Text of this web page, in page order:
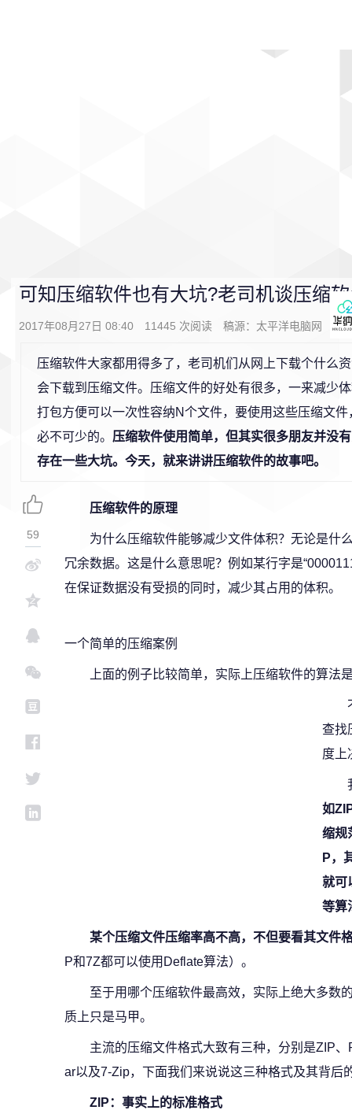
可知压缩软件也有大坑?老司机谈压缩
2017年08月27日 08:40 11445 次阅读 稿源：太平洋电脑网
压缩软件大家都用得多了，老司机们从网上下载个什么
会下载到压缩文件。压缩文件的好处有很多，一来减少
打包方便可以一次性容纳N个文件，要使用这些压缩文
必不可少的。 压缩软件使用简单，但其实很多朋友并没
存在一些大坑。今天，就来讲讲压缩软件的故事吧。
压缩软件的原理
为什么压缩软件能够减少文件体积？无论是
冗余数据。这是什么意思呢？例如某行字是
在保证数据没有受损的同时，减少其占用的体积。
一个简单的压缩案例
上面的例子比较简单，实际上压缩软件的算法
查找
度上
如
缩规
P，
就可
等算
某个压缩文件压缩率高不高，不但要看其文件
P和7Z都可以使用Deflate算法）。
至于用哪个压缩软件最高效，实际上绝大多数
质上只是马甲。
主流的压缩文件格式大致有三种，分别是ZIP
ar以及7-Zip，下面我们来说说这三种格式及其背后
ZIP：事实上的标准格式
59